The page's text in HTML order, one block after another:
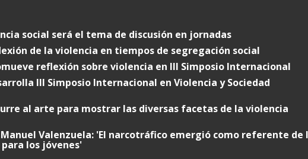
social será el tema de discusión en jornadas
de la violencia en tiempos de segregación social
reflexión sobre violencia en III Simposio Internacional
III Simposio Internacional en Violencia y Sociedad
al arte para mostrar las diversas facetas de la violencia
Manuel Valenzuela: 'El narcotráfico emergió como referente de
los jóvenes'